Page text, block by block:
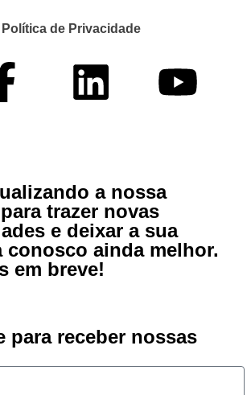
Política de Privacidade
a nossa
trazer novas
e deixar a sua
conosco ainda melhor.
em breve!
para receber nossas